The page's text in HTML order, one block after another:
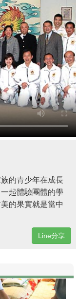
的青少年在成長
起體驗團體的學
的果實就是當中
Line分享